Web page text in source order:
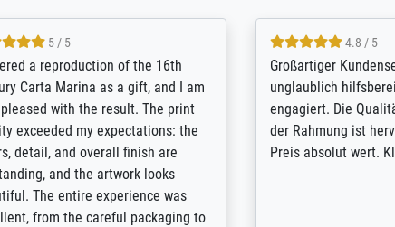
5 / 5
at Meisterdrucke strives to
its clients demands, and provides
advice on how to obtain the best
for the prints requested by the
The company has a vast
of prints to choose from, and
excellent service also with
to prints which are not in that
5 / 5
Outstanding quality
support. - the quality
excellent and
from the real thing;
for high-quality art